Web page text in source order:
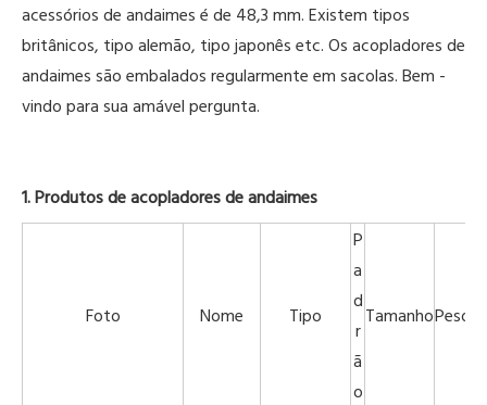
acessórios de andaimes é de 48,3 mm. Existem tipos
britânicos, tipo alemão, tipo japonês etc. Os acopladores de
andaimes são embalados regularmente em sacolas. Bem -
vindo para sua amável pergunta.
1. Produtos de acopladores de andaimes
Foto Nome Tipo
P
a
d
r
ã
o
TamanhoPeso